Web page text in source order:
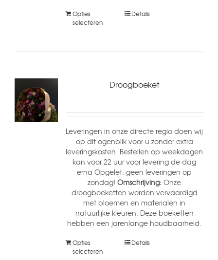
Opties
selecteren
Details
Droogboeket
Leveringen in onze directe regio doen wij
op dit ogenblik voor u zonder extra
leveringskosten. Bestellen op weekdagen
kan voor 22 uur voor levering de dag
erna Opgelet: geen leveringen op
zondag!Omschrijving: Onze
droogboeketten worden vervaardigd
met bloemen en materialen in
natuurlijke kleuren. Deze boeketten
hebben een jarenlange houdbaarheid.
Opties
selecteren
Details